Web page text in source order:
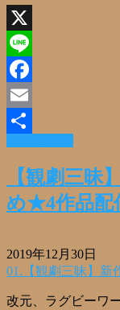
X
Line
Facebook
Email
共
【観劇三昧
め★4作品配
2019年12月30日
01.【観劇三昧】新
改元、ラグビーワ